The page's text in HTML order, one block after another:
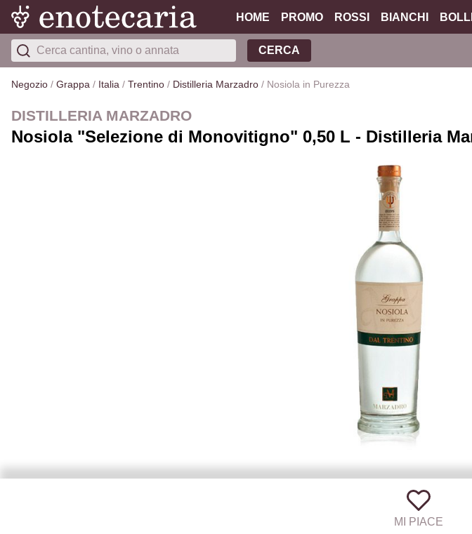
HOME PROMO ROSSI BIANCHI
CERCA
Negozio / Grappa / Italia / Trentino / Distilleria Marzadro / Nosiola in Purezza
DISTILLERIA MARZADRO
Nosiola "Selezione di Monovitigno" 0,50 L - Distilleria
MI PIACE